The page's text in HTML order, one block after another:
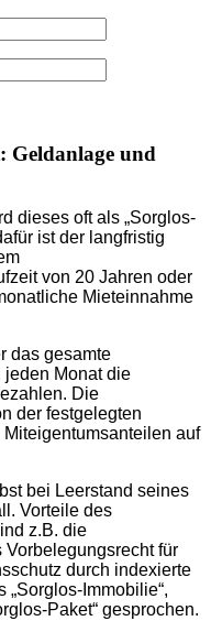
Geldanlage und
dieses oft als „Sorglos-
ist der langfristig
von 20 Jahren oder
Mieteinnahme
das gesamte
jeden Monat die
Die
der festgelegten
auf
bei Leerstand seines
Vorteile des
z.B. die
für
durch indexierte
Immobilie“,
Paket“ gesprochen.